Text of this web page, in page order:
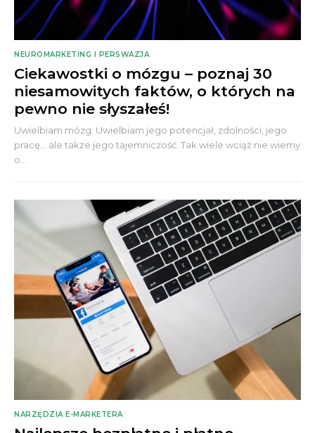
NEUROMARKETING I PERSWAZJA
Ciekawostki o mózgu – poznaj 30
niesamowitych faktów, o których na
pewno nie słyszałeś!
Uwielbiam mózg. Uwielbiam jego potencjał, zdolności, jego
pracę... ale także jego tajemniczość. Tak wiele wciąż nie wiemy
o...
NARZĘDZIA E-MARKETERA